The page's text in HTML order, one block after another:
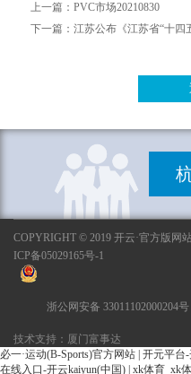
上一篇： PVC市场20210830
下一篇： 江苏公布《江苏省“十四
COPYRIGHT © 2019 开云·官方版网
ICP备05029165号-1
浙公网安备 33011102000204号
技术支持：厦门富事达
必一·运动(B-Sports)官方网站 开元平台
在线入口-开云kaiyun(中国) xk体育_xk